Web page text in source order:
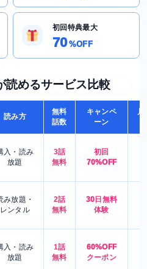
初回特典最大
70%OFF
読めるサービス比較
読み方
無料
話数
キャンペ
ーン
月
入・読み
放題
3話
無料
初回
70%OFF
み放題・
レンタル
2話
無料
30日無料
体験
入・読み
放題
1話
無料
60%OFF
クーポン